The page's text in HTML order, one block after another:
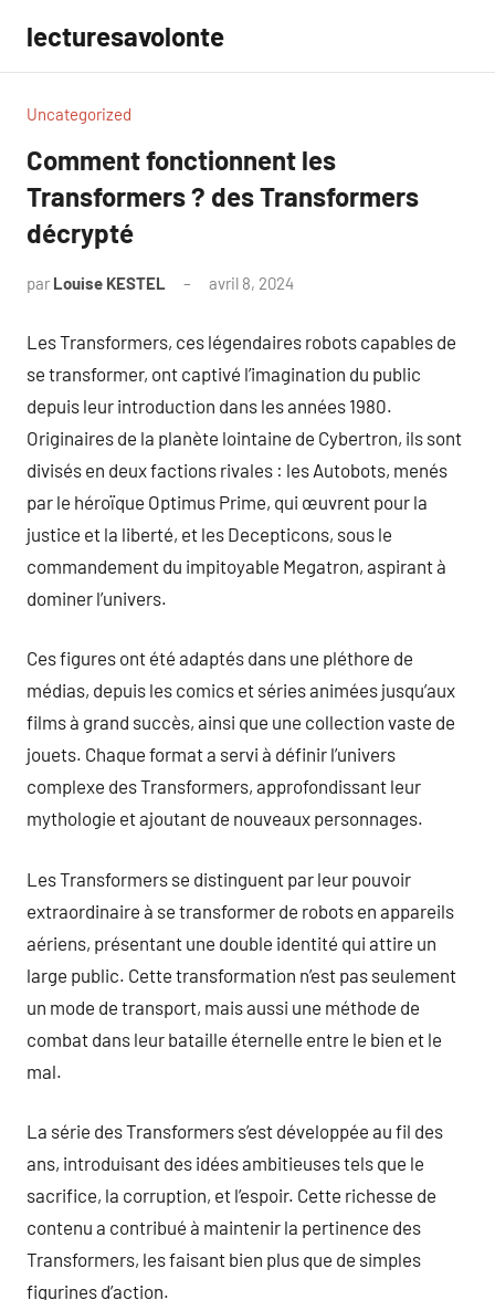
contenu
lecturesavolonte
Uncategorized
Comment fonctionnent les
Transformers ? des Transformers
décrypté
par Louise KESTEL avril 8, 2024
Les Transformers, ces légendaires robots capables de
se transformer, ont captivé l’imagination du public
depuis leur introduction dans les années 1980.
Originaires de la planète lointaine de Cybertron, ils sont
divisés en deux factions rivales : les Autobots, menés
par le héroïque Optimus Prime, qui œuvrent pour la
justice et la liberté, et les Decepticons, sous le
commandement du impitoyable Megatron, aspirant à
dominer l’univers.
Ces figures ont été adaptés dans une pléthore de
médias, depuis les comics et séries animées jusqu’aux
films à grand succès, ainsi que une collection vaste de
jouets. Chaque format a servi à définir l’univers
complexe des Transformers, approfondissant leur
mythologie et ajoutant de nouveaux personnages.
Les Transformers se distinguent par leur pouvoir
extraordinaire à se transformer de robots en appareils
aériens, présentant une double identité qui attire un
large public. Cette transformation n’est pas seulement
un mode de transport, mais aussi une méthode de
combat dans leur bataille éternelle entre le bien et le
mal.
La série des Transformers s’est développée au fil des
ans, introduisant des idées ambitieuses tels que le
sacrifice, la corruption, et l’espoir. Cette richesse de
contenu a contribué à maintenir la pertinence des
Transformers, les faisant bien plus que de simples
figurines d’action.